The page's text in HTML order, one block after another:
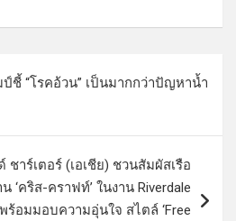
ชี้ “โรคอ้วน” เป็นมากกว่าปัญหาน้ำ
าร์เตอร์ (เอเชีย) ชวนสัมผัสเรือ
‘คริส-คราฟท์’ ในงาน Riverdale
ร้อมมอบความอุ่นใจ สไตล์ ‘Free